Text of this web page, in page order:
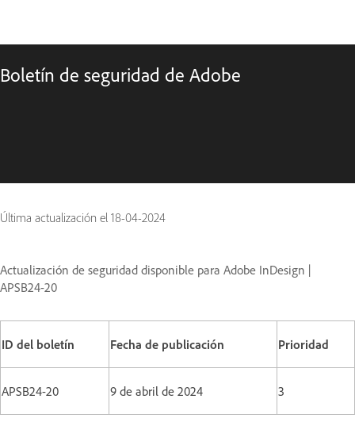
Boletín de seguridad de Adobe
Última actualización el 18-04-2024
Actualización de seguridad disponible para Adobe InDesign |
APSB24-20
ID del boletín Fecha de publicación Prioridad
APSB24-20 9 de abril de 2024 3